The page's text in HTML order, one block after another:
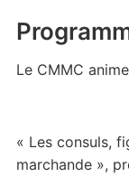
Le CMMC
« Les consuls,
marchande »,